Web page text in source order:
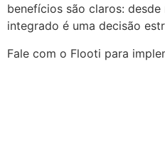
benefícios são claros:
integrado é uma decisão
Fale com o Flooti para